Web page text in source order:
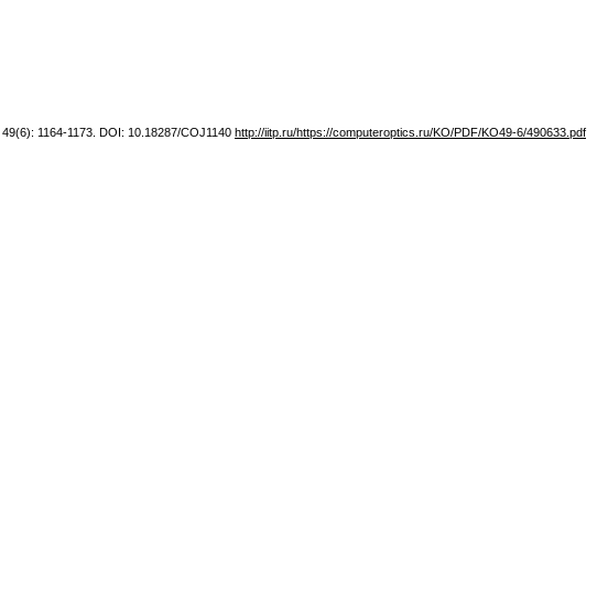
1164-1173. DOI: 10.18287/COJ1140 http://iitp.ru/https://computeroptics.ru/KO/PDF/KO49-6/490633.pdf